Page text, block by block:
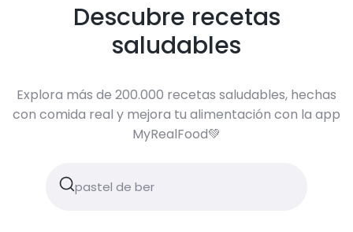
Descubre recetas
saludables
Explora más de 200.000 recetas saludables, hechas
con comida real y mejora tu alimentación con la app
MyRealFood💚